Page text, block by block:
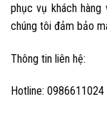
phục vụ khách
chúng tôi đảm bảo
Thông tin liên hệ:
Hotline: 0986611024